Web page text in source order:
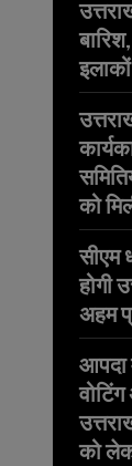
को
सीएम
होगी
अहम
आपदा
को